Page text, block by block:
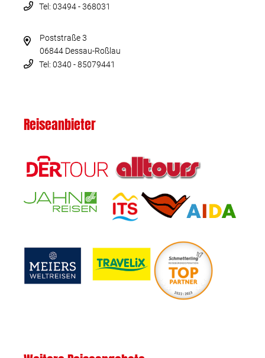
Tel: 03494 - 368031
Poststraße 3
06844 Dessau-Roßlau
Tel: 0340 - 85079441
Reiseanbieter